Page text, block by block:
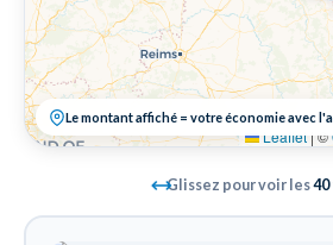
Leaflet | ©
Le montant affiché = votre économie avec
Glissez pour voir les40